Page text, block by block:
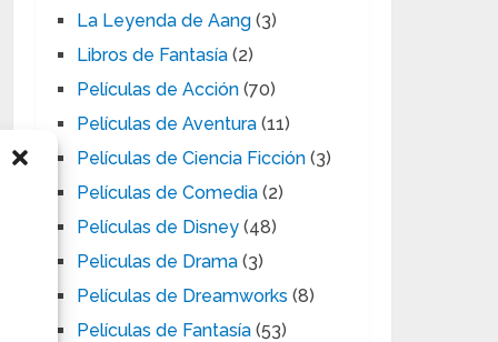
La Leyenda de Aang (3)
Libros de Fantasía (2)
Películas de Acción (70)
Películas de Aventura (11)
Películas de Ciencia Ficción (3)
Películas de Comedia (2)
Películas de Disney (48)
Peliculas de Drama (3)
Películas de Dreamworks (8)
Películas de Fantasía (53)